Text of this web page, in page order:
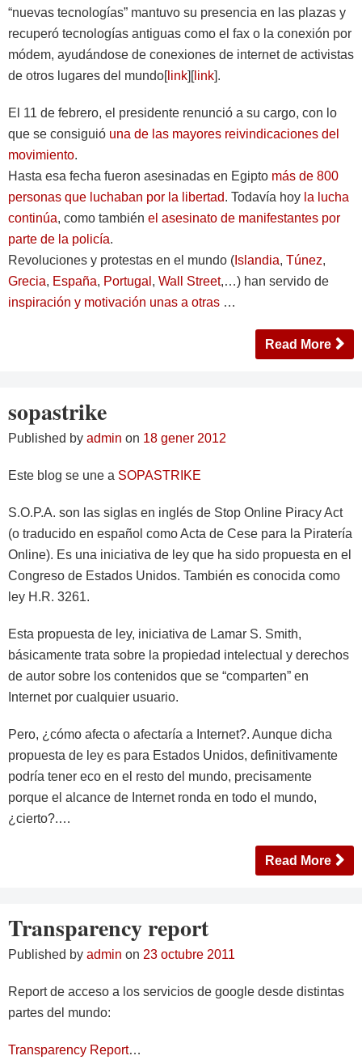
“nuevas tecnologías” mantuvo su presencia en las plazas y
recuperó tecnologías antiguas como el fax o la conexión por
módem, ayudándose de conexiones de internet de activistas
de otros lugares del mundo[link][link].
El 11 de febrero, el presidente renunció a su cargo, con lo
que se consiguió una de las mayores reivindicaciones del
movimiento.
Hasta esa fecha fueron asesinadas en Egipto más de 800
personas que luchaban por la libertad. Todavía hoy la lucha
continúa, como también el asesinato de manifestantes por
parte de la policía.
Revoluciones y protestas en el mundo ( Islandia, Túnez,
Grecia, España, Portugal , Wall Street,…) han servido de
inspiración y motivación unas a otras …
Read More
sopastrike
Published by admin on 18 gener 2012
Este blog se une a SOPASTRIKE
S.O.P.A. son las siglas en inglés de Stop Online Piracy Act
(o traducido en español como Acta de Cese para la Piratería
Online). Es una iniciativa de ley que ha sido propuesta en el
Congreso de Estados Unidos. También es conocida como
ley H.R. 3261.
Esta propuesta de ley, iniciativa de Lamar S. Smith,
básicamente trata sobre la propiedad intelectual y derechos
de autor sobre los contenidos que se “comparten” en
Internet por cualquier usuario.
Pero, ¿cómo afecta o afectaría a Internet?. Aunque dicha
propuesta de ley es para Estados Unidos, definitivamente
podría tener eco en el resto del mundo, precisamente
porque el alcance de Internet ronda en todo el mundo,
¿cierto?.…
Read More
Transparency report
Published by admin on 23 octubre 2011
Report de acceso a los servicios de google desde distintas
partes del mundo:
Transparency Report…